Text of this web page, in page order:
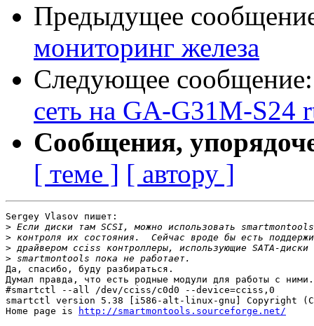
Предыдущее
мониторинг железа
Следующее
сеть на GA-G31M-S24
Сообщения,
[ теме ] [ автору ]
Sergey Vlasov пишет:
>
>
>
>
Да, спасибо, буду разбираться.
Думал правда, что есть родные модули для работы с
#smartctl --all /dev/cciss/c0d0 --device=cciss,0
smartctl version 5.38 [i586-alt-linux-gnu] Copyright
Home page is
http://smartmontools.sourceforge.net/